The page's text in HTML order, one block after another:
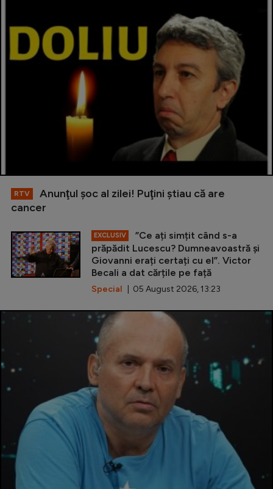
RTV
Anunţul şoc al zilei! Puţini ştiau că are
cancer
EXCLUSIV
”Ce ați simțit când s-a
prăpădit Lucescu? Dumneavoastră și
Giovanni erați certați cu el”. Victor
Becali a dat cărțile pe față
Special | 05 August 2026, 13:23